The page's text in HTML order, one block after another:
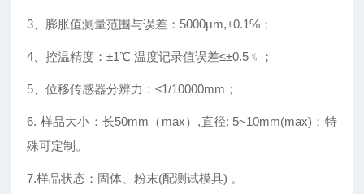
3、膨胀值测量范围与误差：5000μm,±0.1%；
4、控温精度：±1℃ 温度记录值误差≤±0.5﹪；
5、位移传感器分辨力：≤1/10000mm；
6. 样品大小：长50mm（max）,直径: 5~10mm(max)；特
殊可定制。
7.样品状态：固体、粉末(配测试模具) 。